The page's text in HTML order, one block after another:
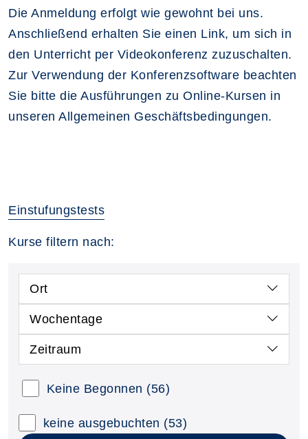
Die Anmeldung erfolgt wie gewohnt bei uns.
Anschließend erhalten Sie einen Link, um sich in
den Unterricht per Videokonferenz zuzuschalten.
Zur Verwendung der Konferenzsoftware beachten
Sie bitte die Ausführungen zu Online-Kursen in
unseren Allgemeinen Geschäftsbedingungen.
Einstufungstests
Kurse filtern nach:
Ort
Wochentage
Zeitraum
Keine Begonnen (56)
keine ausgebuchten (53)